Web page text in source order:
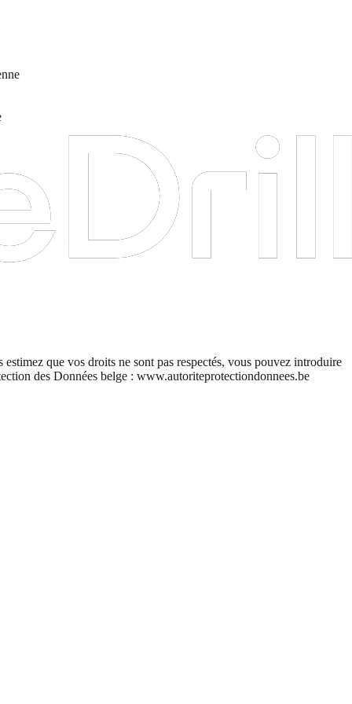
que vos droits ne sont pas respectés, vous pouvez introduire
des Données belge : www.autoriteprotectiondonnees.be